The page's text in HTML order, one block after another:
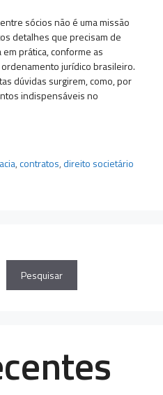
sócios não é uma missão
detalhes que precisam de
prática, conforme as
jurídico brasileiro.
dúvidas surgirem, como, por
indispensáveis no
,contratos,direito societário
Pesquisar